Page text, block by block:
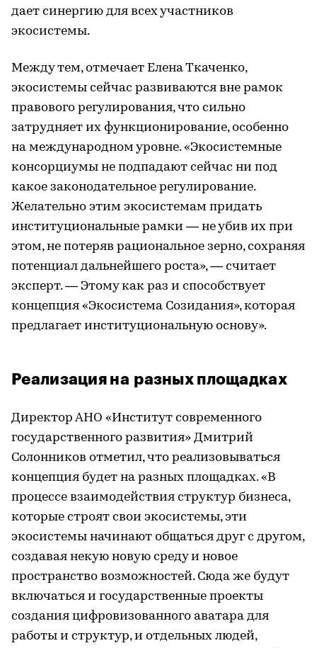
дает синергию для всех участников
экосистемы.
Между тем, отмечает Елена Ткаченко,
экосистемы сейчас развиваются вне рамок
правового регулирования, что сильно
затрудняет их функционирование, особенно
на международном уровне. «Экосистемные
консорциумы не подпадают сейчас ни под
какое законодательное регулирование.
Желательно этим экосистемам придать
институциональные рамки — не убив их при
этом, не потеряв рациональное зерно, сохраняя
потенциал дальнейшего роста», — считает
эксперт. — Этому как раз и способствует
концепция «Экосистема Созидания», которая
предлагает институциональную основу».
Реализация на разных площадках
Директор АНО «Институт современного
государственного развития» Дмитрий
Солонников отметил, что реализовываться
концепция будет на разных площадках. «В
процессе взаимодействия структур бизнеса,
которые строят свои экосистемы, эти
экосистемы начинают общаться друг с другом,
создавая некую новую среду и новое
пространство возможностей. Сюда же будут
включаться и государственные проекты
создания цифровизованного аватара для
работы и структур, и отдельных людей,